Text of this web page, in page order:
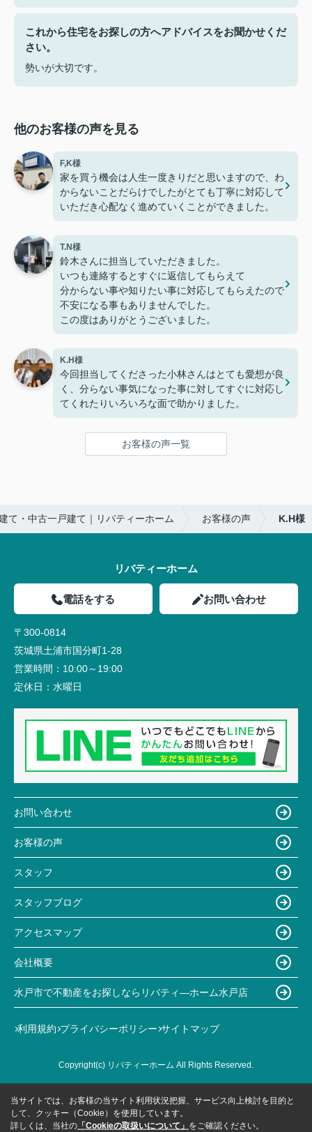
これから住宅をお探しの方へアドバイスをお聞かせくだ
さい。
勢いが大切です。
他のお客様の声を見る
F,K様
家を買う機会は人生一度きりだと思いますので、わ
からないことだらけでしたがとても丁寧に対応して
いただき心配なく進めていくことができました。
T.N様
鈴木さんに担当していただきました。
いつも連絡するとすぐに返信してもらえて
分からない事や知りたい事に対応してもらえたので
不安になる事もありませんでした。
この度はありがとうございました。
K.H様
今回担当してくださった小林さんはとても愛想が良
く、分らない事気になった事に対してすぐに対応し
てくれたりいろいろな面で助かりました。
お客様の声一覧
て・中古一戸建て｜リバティーホーム お客様の声 K.H様
リバティーホーム
電話をする お問い合わせ
〒300-0814
茨城県土浦市国分町1-28
営業時間： 10:00～19:00
定休日： 水曜日
お問い合わせ
お客様の声
スタッフ
スタッフブログ
アクセスマップ
会社概要
水戸市で不動産をお探しならリバティ―ホーム水戸店
利用規約 プライバシーポリシー サイトマップ
Copyright(c) リバティーホーム All Rights Reserved.
当サイトでは、お客様の当サイト利用状況把握、サービス向上検討を目的と
して、クッキー（Cookie）を使用しています。
詳しくは、当社の 「Cookieの取扱いについて」 をご確認ください。